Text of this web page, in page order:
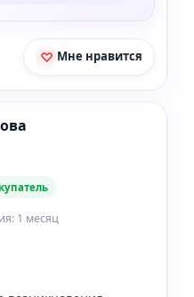
Мне нравится
1 месяц